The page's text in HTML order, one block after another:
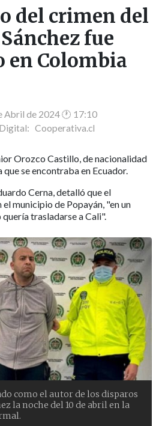
del crimen del
fue
en Colombia
Abril de 2024 🕐 17:10
Cooperativa.cl
Orozco Castillo, de nacionalidad
se encontraba en Ecuador.
Cerna, detalló que el
municipio de Popayán, "en un
trasladarse a Cali".
como el autor de los disparos
la noche del 10 de abril en la